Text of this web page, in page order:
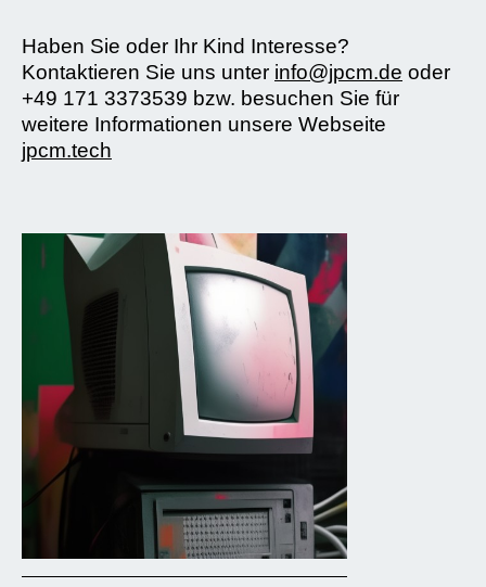
Haben Sie oder Ihr Kind Interesse?
Kontaktieren Sie uns unter info@jpcm.de oder
+49 171 3373539 bzw. besuchen Sie für
weitere Informationen unsere Webseite
jpcm.tech